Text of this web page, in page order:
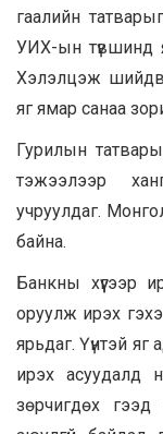
гаалийн
УИХ-ын түвшинд
Хэлэлцэж
яг ямар санаа
Гурилын
тэжээлээр
учруулдаг.
байна.
Банкны хүүгээр
оруулж ирэх
ярьдаг. Үүнтэй
ирэх асуудалд
зөрчигдөх